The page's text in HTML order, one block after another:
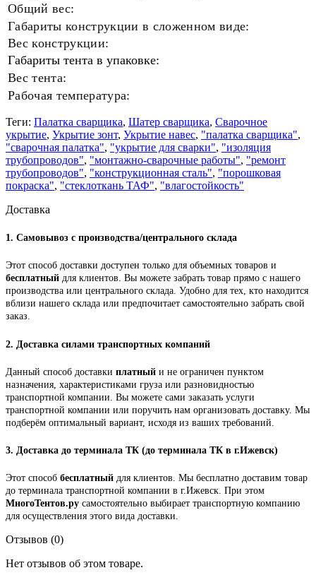
Общий вес:
Габариты конструкции в сложенном виде:
Вес конструкции:
Габариты тента в упаковке:
Вес тента:
Рабочая температура:
Теги: Палатка сварщика, Шатер сварщика, Сварочное
укрытие, Укрытие зонт, Укрытие навес, "палатка сварщика",
"сварочная палатка", "укрытие для сварки", "изоляция
трубопроводов", "монтажно-сварочные работы", "ремонт
трубопроводов", "конструкционная сталь", "порошковая
покраска", "стеклоткань ТАФ", "влагостойкость"
Доставка
1. Самовывоз с производства/центрального склада
Этот способ доставки доступен только для объемных товаров и
бесплатный для клиентов. Вы можете забрать товар прямо с нашего
производства или центрального склада. Удобно для тех, кто находится
вблизи нашего склада или предпочитает самостоятельно забрать свой
заказ.
2. Доставка силами транспортных компаний
Данный способ доставки платный и не ограничен пунктом
назначения, характеристиками груза или разновидностью
транспортной компании. Вы можете сами заказать услуги
транспортной компании или поручить нам организовать доставку. Мы
подберём оптимальный вариант, исходя из ваших требований.
3. Доставка до терминала ТК (до терминала ТК в г.Ижевск)
Этот способ бесплатный для клиентов. Мы бесплатно доставим товар
до терминала транспортной компании в г.Ижевск. При этом
МногоТентов.ру самостоятельно выбирает транспортную компанию
для осуществления этого вида доставки.
Отзывов (0)
Нет отзывов об этом товаре.